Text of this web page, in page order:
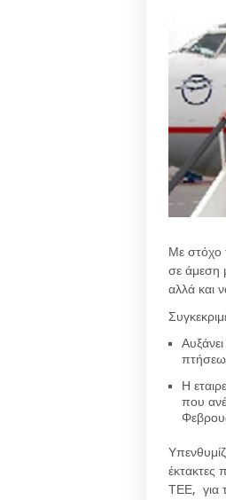
Με στόχο
σε άμεση
αλλά και
Η
που
έκτακτες
ΤΕΕ, για